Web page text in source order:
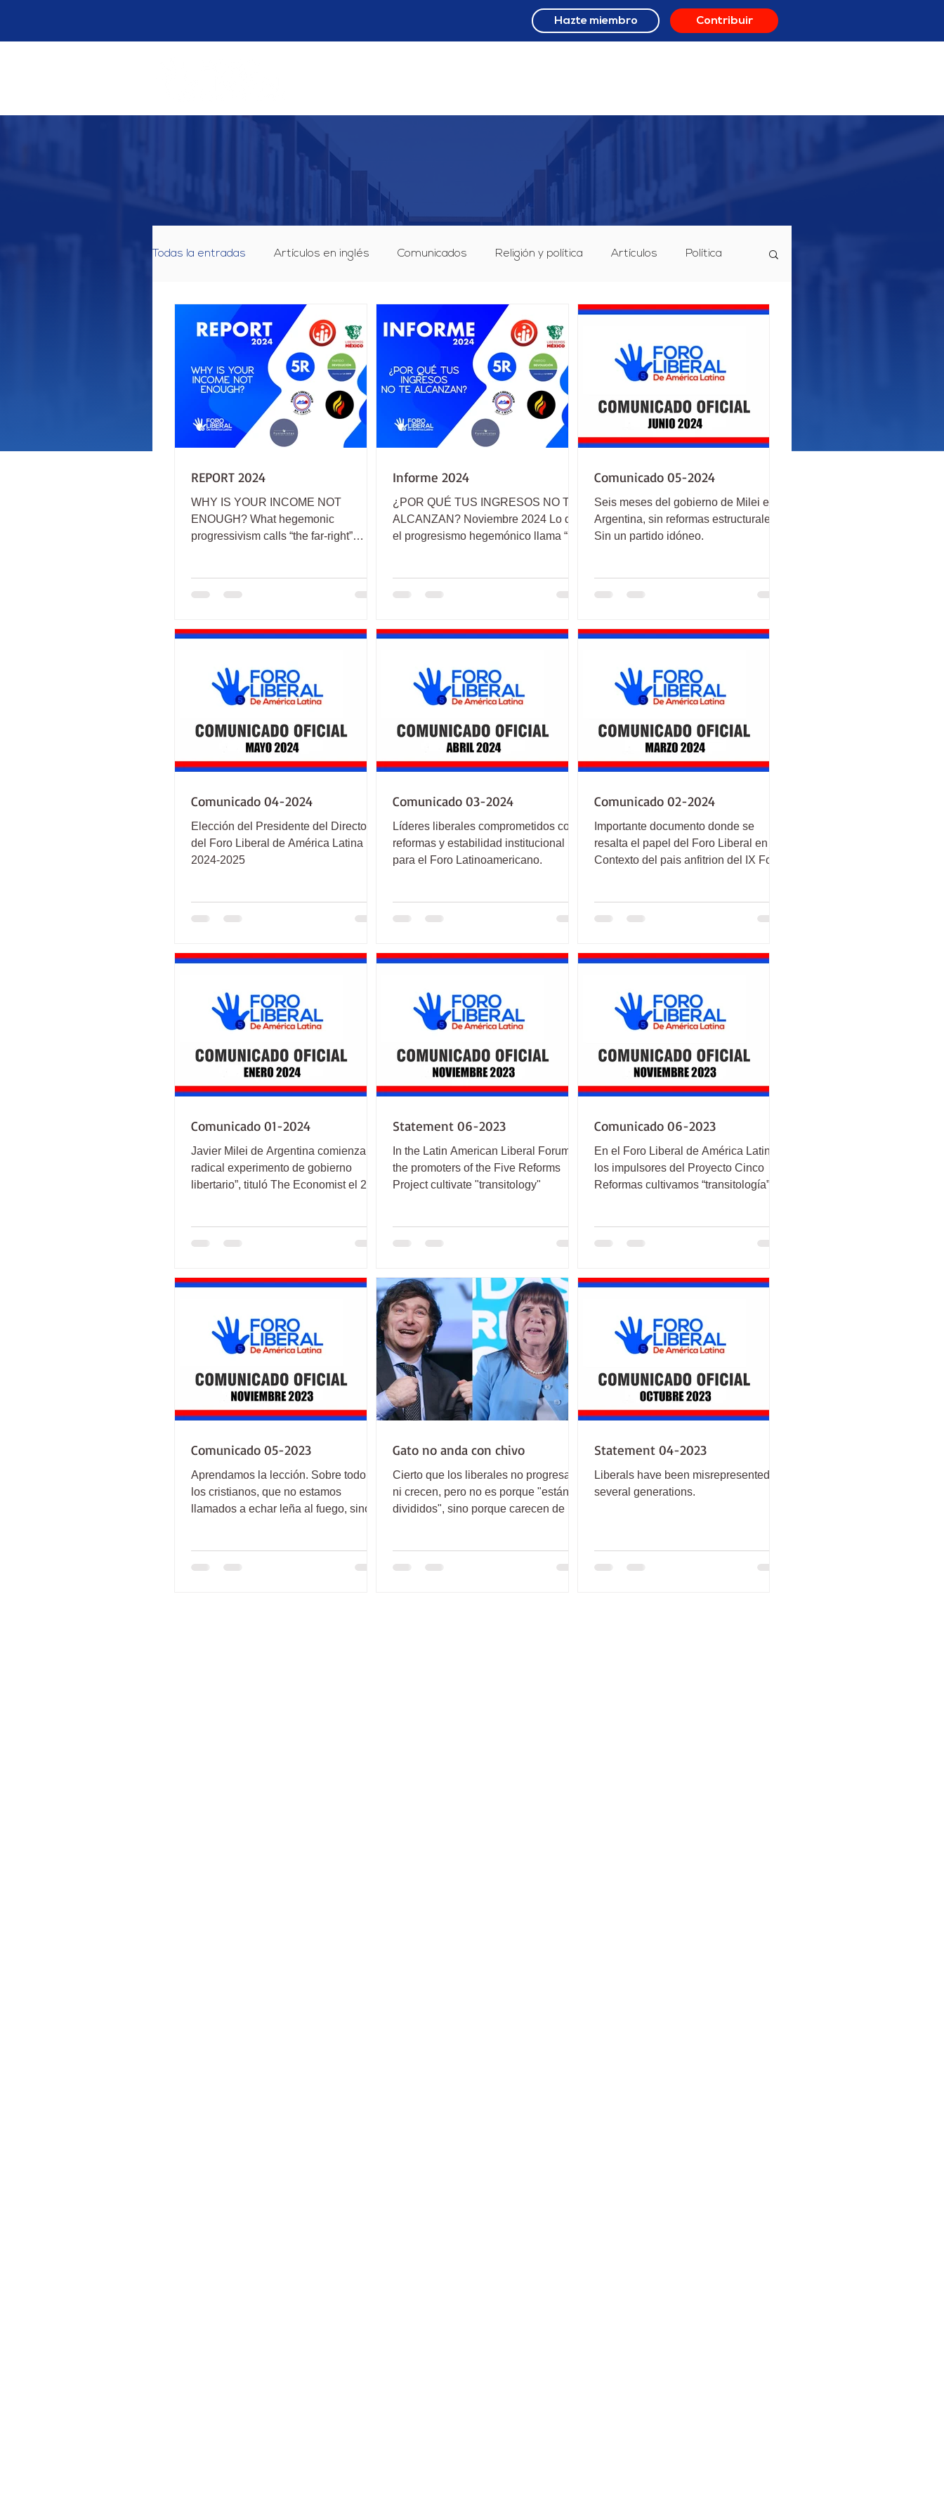
Hazte miembro Contribuir
Todas la entradas Artículos en inglés Comunicados Religión y política Artículos Política
REPORT 2024
WHY IS YOUR INCOME NOT
ENOUGH? What hegemonic
progressivism calls “the far-right”
Informe 2024
¿POR QUÉ TUS INGRESOS NO TE
ALCANZAN? Noviembre 2024 Lo que
el progresismo hegemónico llama “la
Comunicado 05-2024
Seis meses del gobierno de Milei en
Argentina, sin reformas estructurales.
Sin un partido idóneo.
Comunicado 04-2024
Elección del Presidente del Directorio
del Foro Liberal de América Latina
2024-2025
Comunicado 03-2024
Líderes liberales comprometidos con
reformas y estabilidad institucional
para el Foro Latinoamericano.
Comunicado 02-2024
Importante documento donde se
resalta el papel del Foro Liberal en el
Contexto del pais anfitrion del IX Foro
Comunicado 01-2024
Javier Milei de Argentina comienza su
radical experimento de gobierno
libertario”, tituló The Economist el 21
Statement 06-2023
In the Latin American Liberal Forum,
the promoters of the Five Reforms
Project cultivate "transitology"
Comunicado 06-2023
En el Foro Liberal de América Latina,
los impulsores del Proyecto Cinco
Reformas cultivamos “transitología”
Comunicado 05-2023
Aprendamos la lección. Sobre todo,
los cristianos, que no estamos
llamados a echar leña al fuego, sino a
Gato no anda con chivo
Cierto que los liberales no progresan,
ni crecen, pero no es porque "están
divididos", sino porque carecen de un
Statement 04-2023
Liberals have been misrepresented for
several generations.